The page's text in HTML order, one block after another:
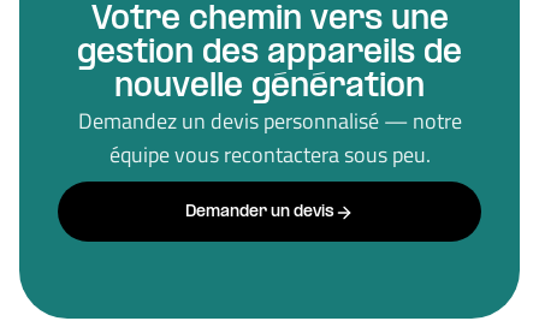
Votre chemin vers une
gestion des appareils de
nouvelle génération
Demandez un devis personnalisé — notre
équipe vous recontactera sous peu.
Demander un devis